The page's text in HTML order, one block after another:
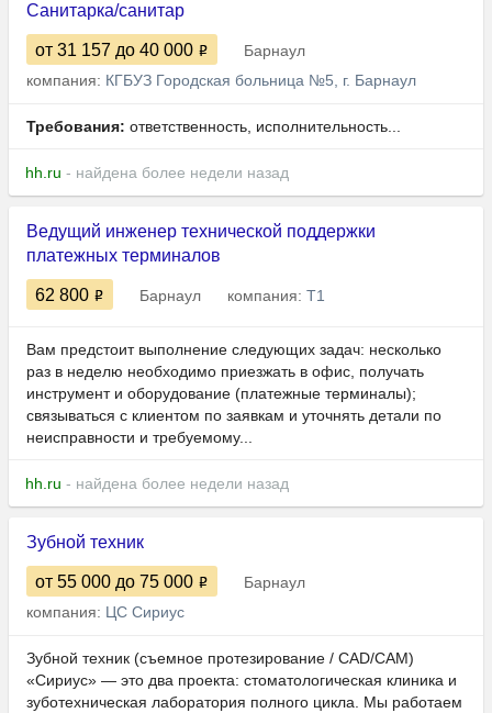
Санитарка/санитар
от 31 157 до 40 000
Барнаул
компания: КГБУЗ Городская больница №5, г. Барнаул
Требования: ответственность, исполнительность...
hh.ru - найдена более недели назад
Ведущий инженер технической поддержки
платежных терминалов
62 800 Барнаул компания: Т1
Вам предстоит выполнение следующих задач: несколько
раз в неделю необходимо приезжать в офис, получать
инструмент и оборудование (платежные терминалы);
связываться с клиентом по заявкам и уточнять детали по
неисправности и требуемому...
hh.ru - найдена более недели назад
Зубной техник
от 55 000 до 75 000
Барнаул
компания: ЦС Сириус
Зубной техник (съемное протезирование / CAD/CAM)
«Сириус» — это два проекта: стоматологическая клиника и
зуботехническая лаборатория полного цикла. Мы работаем